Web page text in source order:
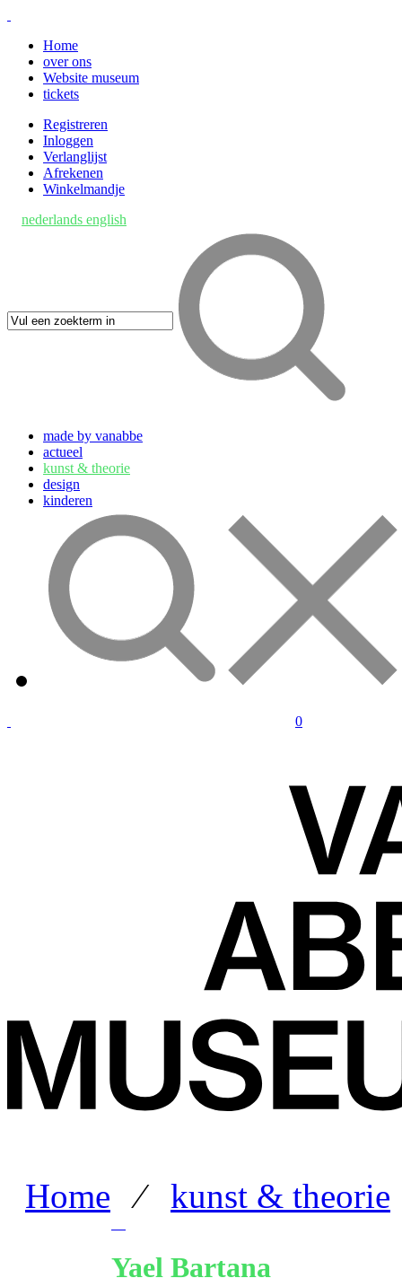
Home
over ons
Website museum
tickets
Registreren
Inloggen
Verlanglijst
Afrekenen
Winkelmandje
nederlands english
made by vanabbe
actueel
kunst & theorie
design
kinderen
0
Home ⁄ kunst & theorie
Yael Bartana